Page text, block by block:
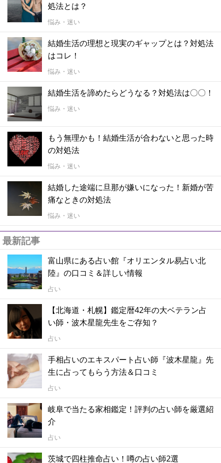
処法とは？
悩み・迷い
結婚生活の理想と現実のギャップとは？対処法
はコレ！
悩み・迷い
結婚生活を諦めたらどうなる？対処法は〇〇！
悩み・迷い
もう無理かも！結婚生活が合わないと思った時
の対処法
悩み・迷い
結婚した途端に旦那が嫌いになった！新婚が苦
痛なときの対処法
悩み・迷い
最新記事
富山県にある占い館『オリエンタル易占い北
陸』の口コミ＆詳しい情報
占い
【北海道・札幌】鑑定暦42年の大ベテラン占
い師・波木星龍先生をご存知？
占い
手相占いのエキスパート占い師『波木星龍』先
生に占ってもらう方法＆口コミ
占い
岐阜で当たる家相鑑定！評判の占い師を厳選紹
介
占い
茨城で四柱推命占い！噂の占い師2選